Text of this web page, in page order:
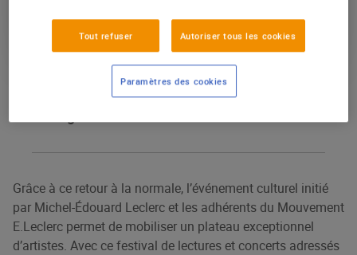
redéployer pleinement son programme et
proposer, du 26 avril au 1er juillet, plus de 70
rendez‑vous gratuits dans plus de 60 villes de
la métropole, en outre-mer, et même… au
Grâce à ce retour à la normale, l’événement culturel initié
par Michel-Édouard Leclerc et les adhérents du Mouvement
E.Leclerc permet de mobiliser un plateau exceptionnel
d’artistes. Avec ce festival de lectures et concerts adressés
Tout refuser Autoriser tous les cookies
Paramètres des cookies